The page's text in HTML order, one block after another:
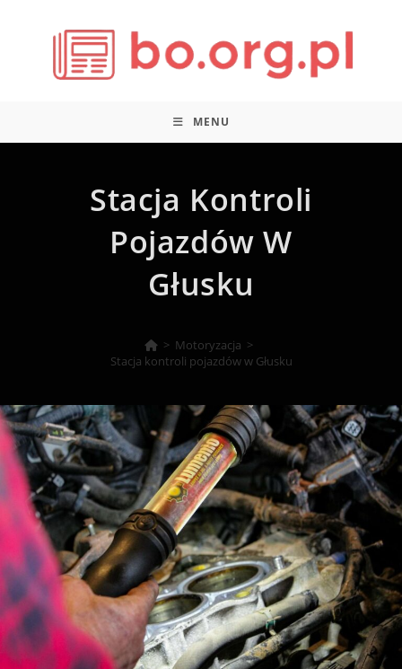
MENU
Stacja Kontroli
Pojazdów W
Głusku
> Motoryzacja >
Stacja kontroli pojazdów w Głusku